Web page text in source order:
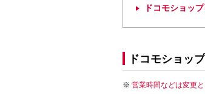
ドコモショッ
ドコモショップ
営業時間などは変更